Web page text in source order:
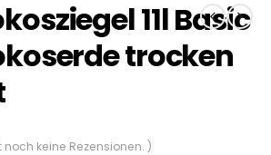
11l Basic
trocken
noch keine Rezensionen. )